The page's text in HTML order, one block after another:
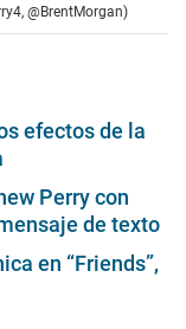
@BrentMorgan)
efectos de la
Perry con
de texto
en “Friends”,